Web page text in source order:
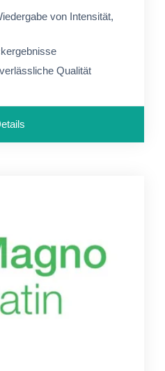
von Intensität,
Qualität